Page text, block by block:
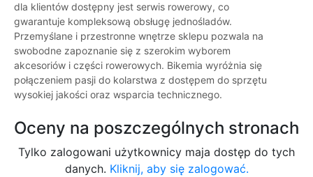
dla klientów dostępny jest serwis rowerowy, co
gwarantuje kompleksową obsługę jednośladów.
Przemyślane i przestronne wnętrze sklepu pozwala na
swobodne zapoznanie się z szerokim wyborem
akcesoriów i części rowerowych. Bikemia wyróżnia się
połączeniem pasji do kolarstwa z dostępem do sprzętu
wysokiej jakości oraz wsparcia technicznego.
Oceny na poszczególnych stronach
Tylko zalogowani użytkownicy maja dostęp do tych
danych. Kliknij, aby się zalogować.